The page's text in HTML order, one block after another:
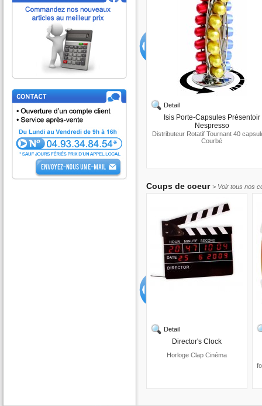
Detail
Isis Porte-Capsules Présentoir
Nespresso
Distributeur Rotatif Tournant 40
Courbé
Coups de coeur > Voir tous nos
Detail
Director's Clock
Horloge Clap Cinéma